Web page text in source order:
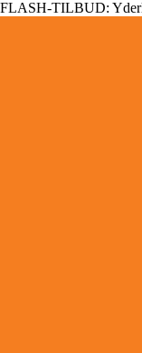
FLASH-TILBUD: